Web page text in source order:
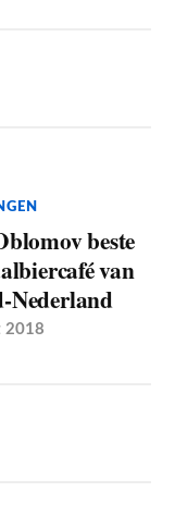
beste
van
Nederland
2018